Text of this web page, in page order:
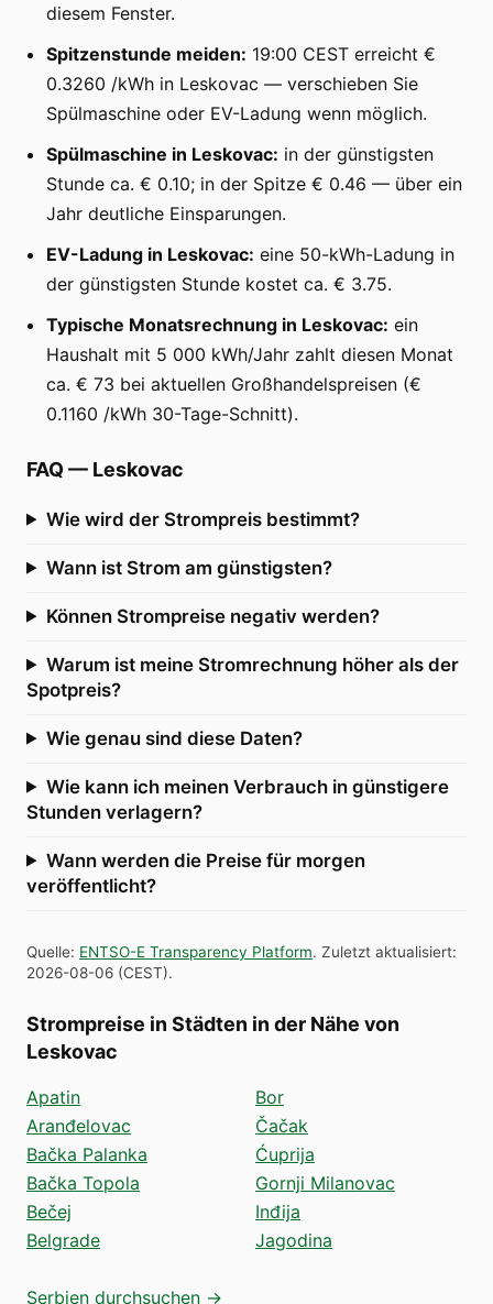
diesem Fenster.
Spitzenstunde meiden: 19:00 CEST erreicht €
0.3260 /kWh in Leskovac — verschieben Sie
Spülmaschine oder EV-Ladung wenn möglich.
Spülmaschine in Leskovac: in der günstigsten
Stunde ca. € 0.10; in der Spitze € 0.46 — über ein
Jahr deutliche Einsparungen.
EV-Ladung in Leskovac: eine 50-kWh-Ladung in
der günstigsten Stunde kostet ca. € 3.75.
Typische Monatsrechnung in Leskovac: ein
Haushalt mit 5 000 kWh/Jahr zahlt diesen Monat
ca. € 73 bei aktuellen Großhandelspreisen (€
0.1160 /kWh 30-Tage-Schnitt).
FAQ — Leskovac
Wie wird der Strompreis bestimmt?
Wann ist Strom am günstigsten?
Können Strompreise negativ werden?
Warum ist meine Stromrechnung höher als der
Spotpreis?
Wie genau sind diese Daten?
Wie kann ich meinen Verbrauch in günstigere
Stunden verlagern?
Wann werden die Preise für morgen
veröffentlicht?
Quelle: ENTSO-E Transparency Platform. Zuletzt aktualisiert:
2026-08-06 (CEST).
Strompreise in Städten in der Nähe von
Leskovac
Apatin
Aranđelovac
Bačka Palanka
Bačka Topola
Bečej
Belgrade
Bor
Čačak
Ćuprija
Gornji Milanovac
Inđija
Jagodina
Serbien durchsuchen →